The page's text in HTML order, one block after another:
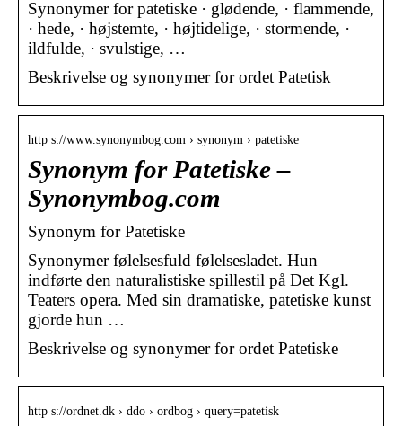
Synonymer for patetiske · glødende, · flammende,
· hede, · højstemte, · højtidelige, · stormende, ·
ildfulde, · svulstige, …
Beskrivelse og synonymer for ordet Patetisk
http s://www.synonymbog.com › synonym › patetiske
Synonym for Patetiske –
Synonymbog.com
Synonym for Patetiske
Synonymer følelsesfuld følelsesladet. Hun
indførte den naturalistiske spillestil på Det Kgl.
Teaters opera. Med sin dramatiske, patetiske kunst
gjorde hun …
Beskrivelse og synonymer for ordet Patetiske
http s://ordnet.dk › ddo › ordbog › query=patetisk